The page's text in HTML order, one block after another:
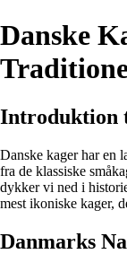
Danske
Introduktion
Danske kager har en
fra de klassiske
dykker vi ned i
mest ikoniske kager,
Danmarks